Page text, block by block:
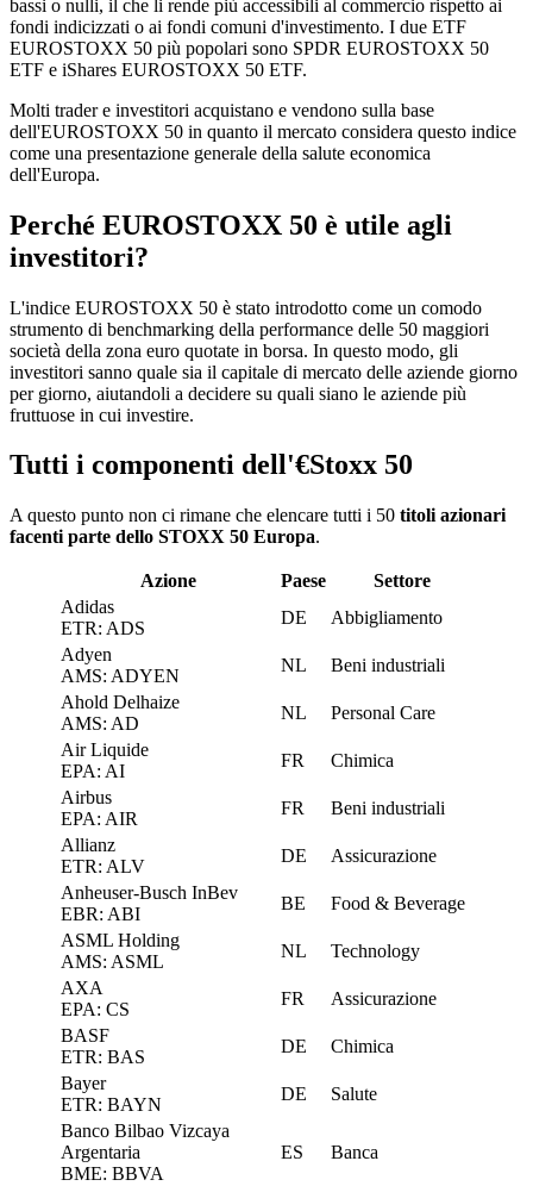
bassi o nulli, il che li rende più accessibili al commercio rispetto ai
fondi indicizzati o ai fondi comuni d'investimento. I due ETF
EUROSTOXX 50 più popolari sono SPDR EUROSTOXX 50
ETF e iShares EUROSTOXX 50 ETF.
Molti trader e investitori acquistano e vendono sulla base
dell'EUROSTOXX 50 in quanto il mercato considera questo indice
come una presentazione generale della salute economica
dell'Europa.
Perché EUROSTOXX 50 è utile agli
investitori?
L'indice EUROSTOXX 50 è stato introdotto come un comodo
strumento di benchmarking della performance delle 50 maggiori
società della zona euro quotate in borsa. In questo modo, gli
investitori sanno quale sia il capitale di mercato delle aziende giorno
per giorno, aiutandoli a decidere su quali siano le aziende più
fruttuose in cui investire.
Tutti i componenti dell'€Stoxx 50
A questo punto non ci rimane che elencare tutti i 50 titoli azionari
facenti parte dello STOXX 50 Europa.
Azione Paese
Settore
Adidas
ETR: ADS
DE
Abbigliamento
Adyen
AMS: ADYEN
NL
Beni industriali
Ahold Delhaize
AMS: AD
NL
Personal Care
Air Liquide
EPA: AI
FR
Chimica
Airbus
EPA: AIR
FR
Beni industriali
Allianz
ETR: ALV
DE
Assicurazione
Anheuser-Busch InBev
EBR: ABI
BE
Food & Beverage
ASML Holding
AMS: ASML
NL
Technology
AXA
EPA: CS
FR
Assicurazione
BASF
ETR: BAS
DE
Chimica
Bayer
ETR: BAYN
DE
Salute
Banco Bilbao Vizcaya
Argentaria
BME: BBVA
ES Banca